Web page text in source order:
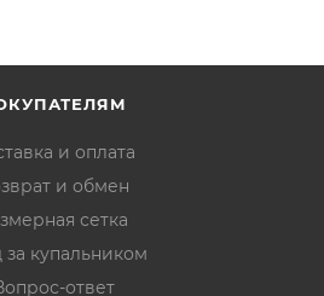
и оплата
и обмен
сетка
за купальником
ответ